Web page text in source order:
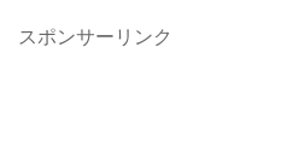
スポンサーリンク